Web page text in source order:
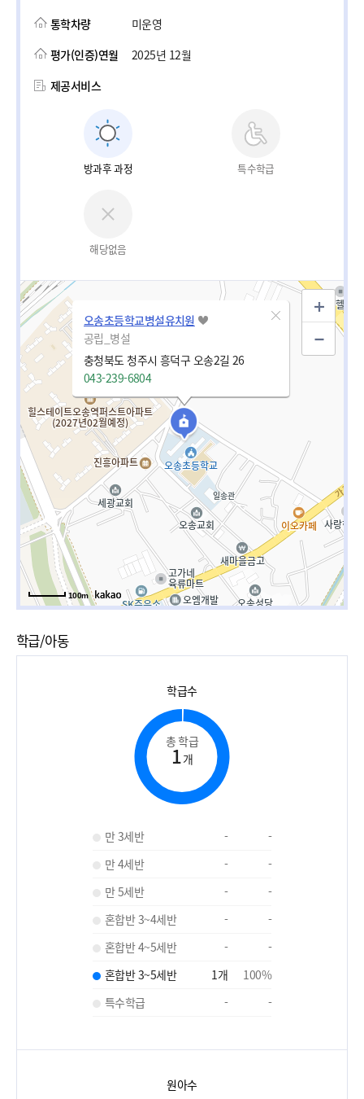
통학차량
미운영
평가(인증)연월
2025년 12월
제공서비스
방과후 과정 특수학급
해당없음
오송초등학교병설유치원
공립_병설
충청북도 청주시 흥덕구 오송2길 26
043-239-6804
100m
학급/아동
학급수
총 학급
1개
만 3세반 -
-
만 4세반
-
-
만 5세반
-
-
혼합반 3~4세반
-
-
혼합반 4~5세반
-
-
혼합반 3~5세반
1개 100%
특수학급
- -
원아수